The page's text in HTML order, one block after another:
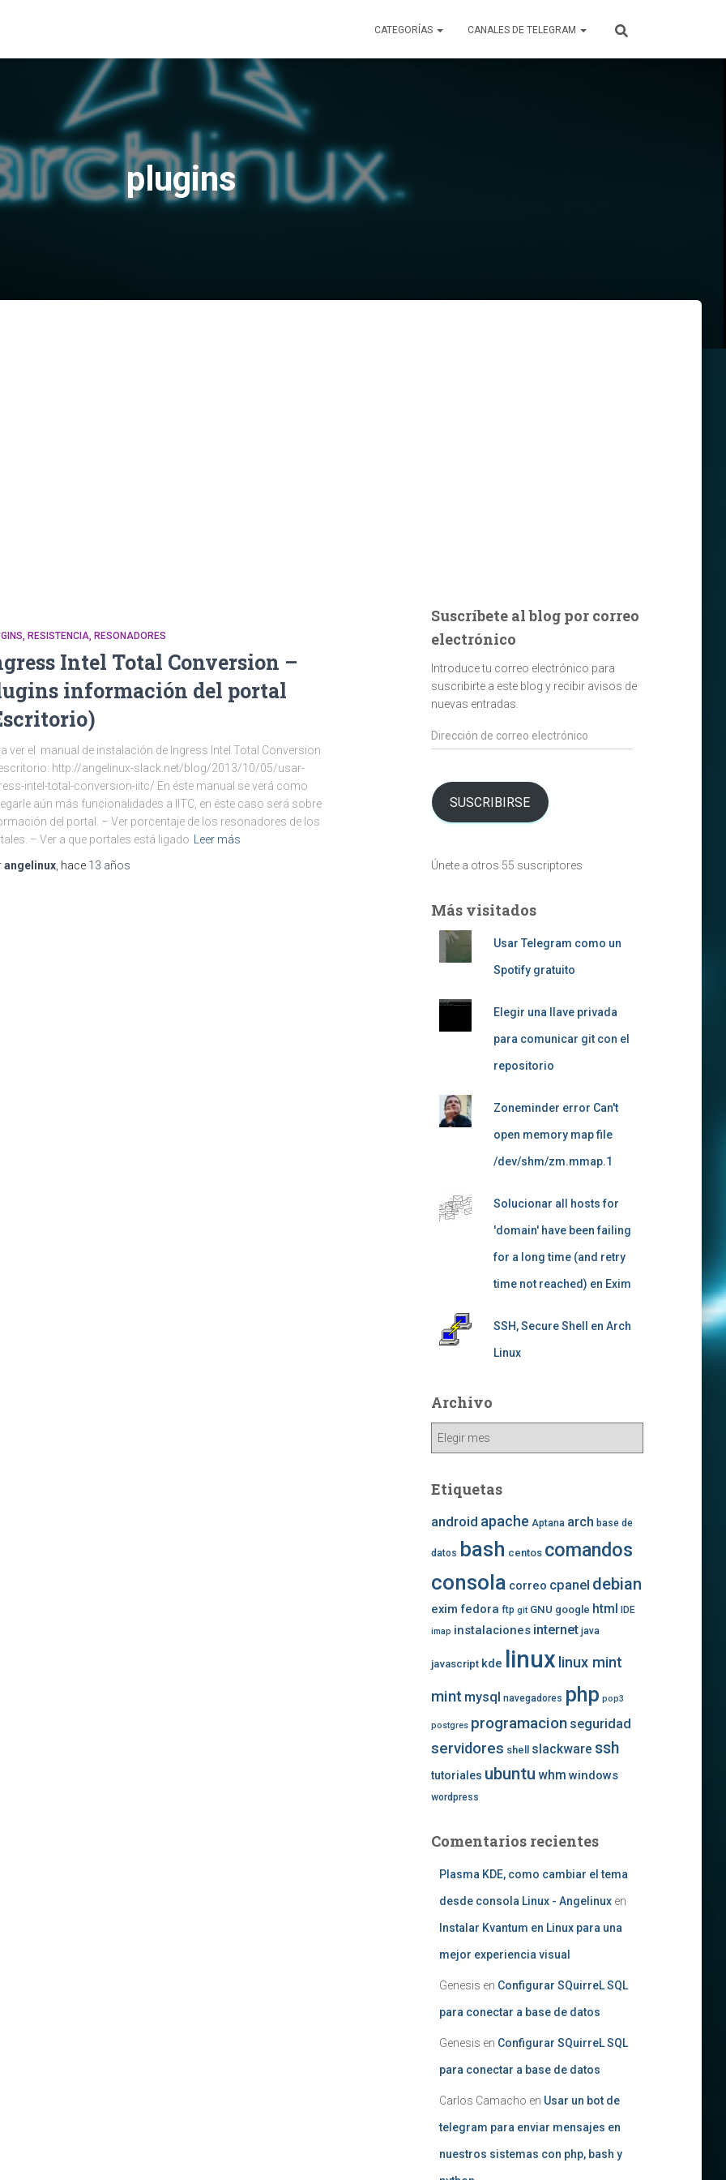
CATEGORÍAS CANALES DE TELEGRAM
plugins
RESISTENCIA RESONADORES
Intel Total Conversion –
información del portal
ver el manual de instalación de Ingress Intel Total Conversion
http://angelinux-slack.net/blog/2013/10/05/usar-
intel-total-conversion-iitc/ En éste manual se verá como
aún más funcionalidades a IITC, en éste caso será sobre
del portal. – Ver porcentaje de los resonadores de los
– Ver a que portales está ligado
Leer más
angelinux , hace 13 años
Suscríbete al blog por correo
electrónico
Introduce tu correo electrónico para
suscribirte a este blog y recibir avisos de
nuevas entradas.
Dirección
de
electrónico
SUSCRIBIRSE
Únete a otros 55 suscriptores
Más visitados
Usar Telegram como un
Spotify gratuito
Elegir una llave privada
para comunicar git con el
repositorio
Zoneminder error Can't
open memory map file
/dev/shm/zm.mmap.1
Solucionar all hosts for
'domain' have been failing
for a long time (and retry
time not reached) en Exim
SSH, Secure Shell en Arch
Linux
Archivo
Archivo
Etiquetas
android apache Aptana arch base de
datos bash centos comandos
consola correo cpanel debian
exim fedora ftp git GNU google html IDE
imap instalaciones internet java
javascript kde linux linux mint
mint mysql navegadores php pop3
postgres programacion seguridad
servidores shell slackware ssh
tutoriales ubuntu whm windows
wordpress
Comentarios recientes
Plasma KDE, como cambiar el tema
desde consola Linux - Angelinuxen
Instalar Kvantum en Linux para una
mejor experiencia visual
Genesis en Configurar SQuirreL SQL
para conectar a base de datos
Genesis en Configurar SQuirreL SQL
para conectar a base de datos
Carlos Camacho en Usar un bot de
telegram para enviar mensajes en
nuestros sistemas con php, bash y